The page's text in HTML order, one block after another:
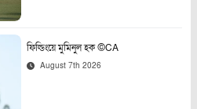
ফিল্ডিংয়ে মুমিনুল হক ©CA
August 7th 2026